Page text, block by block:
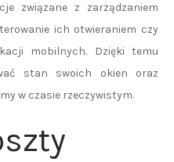
związane z zarządzaniem
ich otwieraniem czy
mobilnych. Dzięki temu
stan swoich okien oraz
w czasie rzeczywistym.